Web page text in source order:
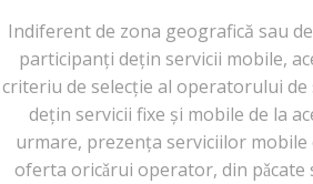
Indiferent de zona geografică sau
participanți dețin servicii mobile,
criteriu de selecție al operatorului de
dețin servicii fixe și mobile de la
urmare, prezența serviciilor
oferta oricǎrui operator, din pǎcate